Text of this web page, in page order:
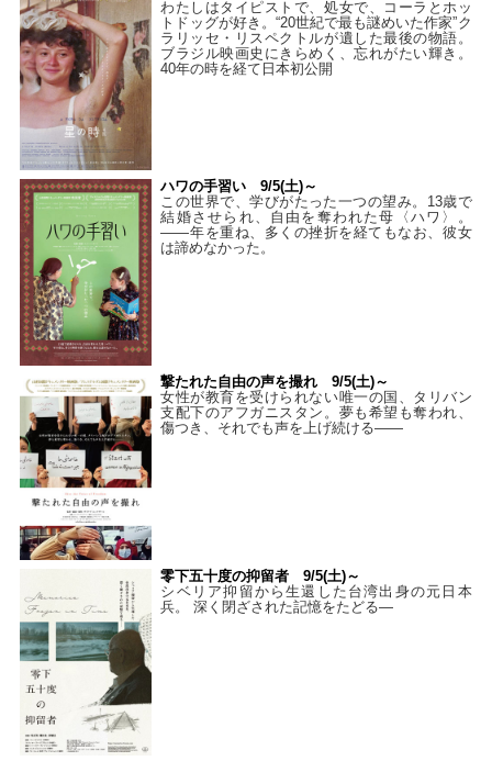
わたしはタイピストで、処⼥で、コーラとホッ
トドッグが好き。“20世紀で最も謎めいた作家”ク
ラリッセ・リスペクトルが遺した最後の物語。
ブラジル映画史にきらめく、忘れがたい輝き。
40年の時を経て⽇本初公開
ハワの手習い 9/5(土)～
この世界で、学びがたった一つの望み。13歳で
結婚させられ、自由を奪われた母〈ハワ〉。
——年を重ね、多くの挫折を経てもなお、彼女
は諦めなかった。
撃たれた自由の声を撮れ 9/5(土)～
女性が教育を受けられない唯一の国、タリバン
支配下のアフガニスタン。夢も希望も奪われ、
傷つき、それでも声を上げ続ける——
零下五十度の抑留者 9/5(土)～
シベリア抑留から生還した台湾出身の元日本
兵。 深く閉ざされた記憶をたどる—